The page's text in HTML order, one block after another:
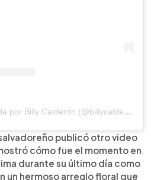
Una publicación compartida por Billy Calderón (@billycalderon14)
publicó otro video
cómo fue el momento en
durante su último día como
un hermoso arreglo floral que